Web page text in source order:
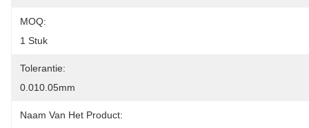
MOQ:
1 Stuk
Tolerantie:
0.010.05mm
Naam Van Het Product: